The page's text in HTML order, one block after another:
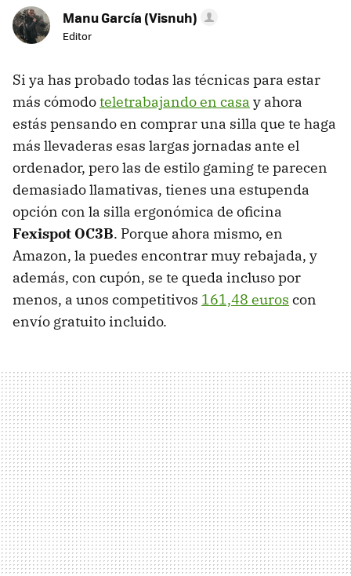
Manu García (Visnuh)
Editor
Si ya has probado todas las técnicas para estar
más cómodoteletrabajando en casa y ahora
estás pensando en comprar una silla que te haga
más llevaderas esas largas jornadas ante el
ordenador, pero las de estilo gaming te parecen
demasiado llamativas, tienes una estupenda
opción con la silla ergonómica de oficina
Fexispot OC3B. Porque ahora mismo, en
Amazon, la puedes encontrar muy rebajada, y
además, con cupón, se te queda incluso por
menos, a unos competitivos 161,48 euros con
envío gratuito incluido.